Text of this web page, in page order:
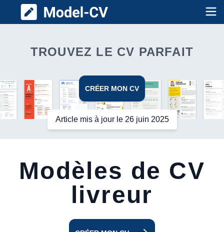
Model CV
TROUVEZ LE CV PARFAIT
CRÉER MON CV
Article mis à jour le 26 juin 2025
Modèles de CV
livreur